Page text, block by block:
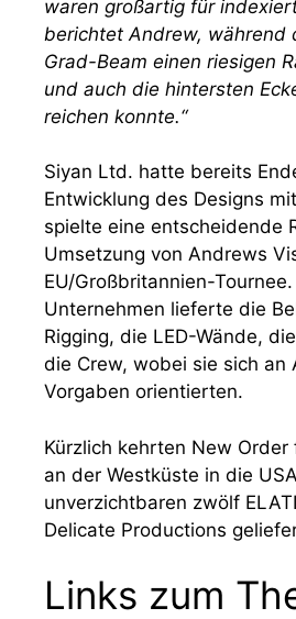
waren großartig für
berichtet Andrew, während
Grad-Beam einen riesigen
und auch die hintersten
reichen konnte.“
Siyan Ltd. hatte bereits
Entwicklung des Designs
spielte eine entscheidende
Umsetzung von Andrews
EU/Großbritannien-Tournee.
Unternehmen lieferte die
Rigging, die LED-Wände,
die Crew, wobei sie sich an
Vorgaben orientierten.
Kürzlich kehrten New Order
an der Westküste in die
unverzichtbaren zwölf
Delicate Productions
Links zum